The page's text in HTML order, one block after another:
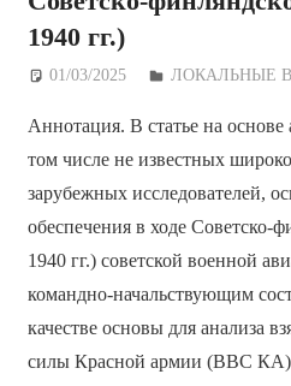
1940 гг.)
01/03/2025 Дежурный по
ЛОКАЛЬНЫЕ
Аннотация. В статье на
том числе не известных
зарубежных исследователей,
обеспечения в ходе
1940 гг.) советской военной
командно-начальствующим
качестве основы для анализа
силы Красной армии (ВВС КА)